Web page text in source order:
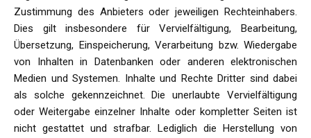
Zustimmung des Anbieters oder jeweiligen Rechteinhabers.
Dies gilt insbesondere für Vervielfältigung, Bearbeitung,
Übersetzung, Einspeicherung, Verarbeitung bzw. Wiedergabe
von Inhalten in Datenbanken oder anderen elektronischen
Medien und Systemen. Inhalte und Rechte Dritter sind dabei
als solche gekennzeichnet. Die unerlaubte Vervielfältigung
oder Weitergabe einzelner Inhalte oder kompletter Seiten ist
nicht gestattet und strafbar. Lediglich die Herstellung von